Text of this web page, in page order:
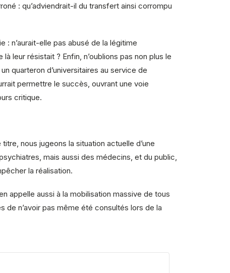
: qu’adviendrait-il du transfert ainsi corrompu
n’aurait-elle pas abusé de la légitime
leur résistait ? Enfin, n’oublions pas non plus le
quarteron d’universitaires au service de
permettre le succès, ouvrant une voie
critique.
nous jugeons la situation actuelle d’une
mais aussi des médecins, et du public,
la réalisation.
appelle aussi à la mobilisation massive de tous
n’avoir pas même été consultés lors de la